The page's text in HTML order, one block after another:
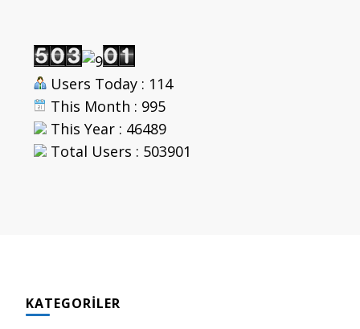
Users Today : 114
This Month : 995
This Year : 46489
Total Users : 503901
KATEGORILER